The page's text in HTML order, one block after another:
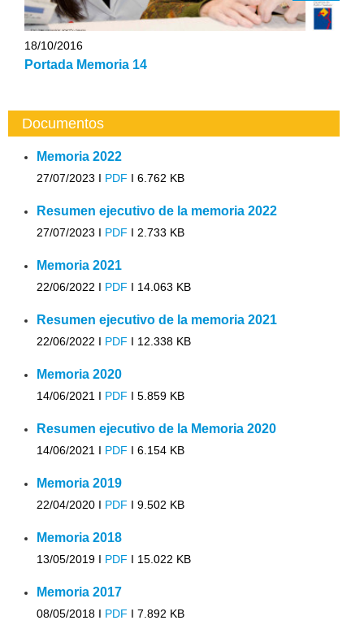
18/10/2016
Portada Memoria 14
Documentos
Memoria 2022
27/07/2023 I PDF I 6.762 KB
Resumen ejecutivo de la memoria 2022
27/07/2023 I PDF I 2.733 KB
Memoria 2021
22/06/2022 I PDF I 14.063 KB
Resumen ejecutivo de la memoria 2021
22/06/2022 I PDF I 12.338 KB
Memoria 2020
14/06/2021 I PDF I 5.859 KB
Resumen ejecutivo de la Memoria 2020
14/06/2021 I PDF I 6.154 KB
Memoria 2019
22/04/2020 I PDF I 9.502 KB
Memoria 2018
13/05/2019 I PDF I 15.022 KB
Memoria 2017
08/05/2018 I PDF I 7.892 KB